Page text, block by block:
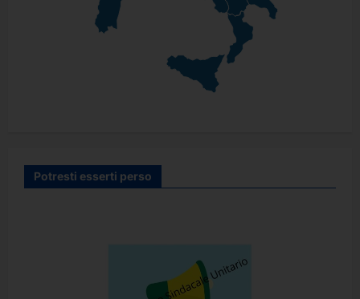
Potresti esserti perso